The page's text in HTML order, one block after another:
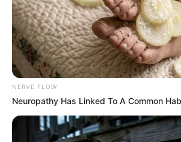
NERVE FLOW
Neuropathy Has Linked To A Common